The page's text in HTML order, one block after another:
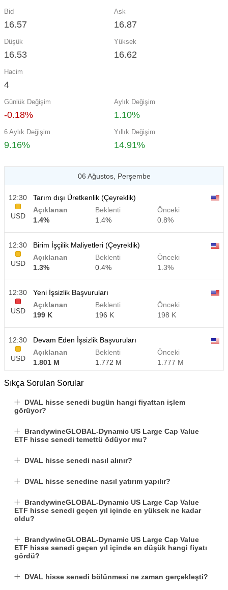
Bid
16.57
Ask
16.87
Düşük
16.53
Yüksek
16.62
Hacim
4
Günlük Değişim
-0.18%
Aylık Değişim
1.10%
6 Aylık Değişim
9.16%
Yıllık Değişim
14.91%
06 Ağustos, Perşembe
12:30
USD
Tarım dışı Üretkenlik (Çeyreklik)
Açıklanan
1.4%
Beklenti
1.4%
Önceki
0.8%
12:30
USD
Birim İşçilik Maliyetleri (Çeyreklik)
Açıklanan
1.3%
Beklenti
0.4%
Önceki
1.3%
12:30
USD
Yeni İşsizlik Başvuruları
Açıklanan
199 K
Beklenti
196 K
Önceki
198 K
12:30
USD
Devam Eden İşsizlik Başvuruları
Açıklanan
1.801 M
Beklenti
1.772 M
Önceki
1.777 M
Sıkça Sorulan Sorular
DVAL hisse senedi bugün hangi fiyattan işlem
görüyor?
BrandywineGLOBAL-Dynamic US Large Cap Value
ETF hisse senedi temettü ödüyor mu?
DVAL hisse senedi nasıl alınır?
DVAL hisse senedine nasıl yatırım yapılır?
BrandywineGLOBAL-Dynamic US Large Cap Value
ETF hisse senedi geçen yıl içinde en yüksek ne kadar
oldu?
BrandywineGLOBAL-Dynamic US Large Cap Value
ETF hisse senedi geçen yıl içinde en düşük hangi fiyatı
gördü?
DVAL hisse senedi bölünmesi ne zaman gerçekleşti?